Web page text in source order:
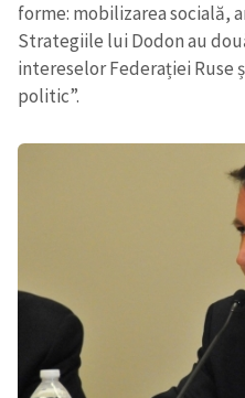
forme: mobilizarea socială,
Strategiile lui Dodon au
intereselor Federației Ruse
politic”.